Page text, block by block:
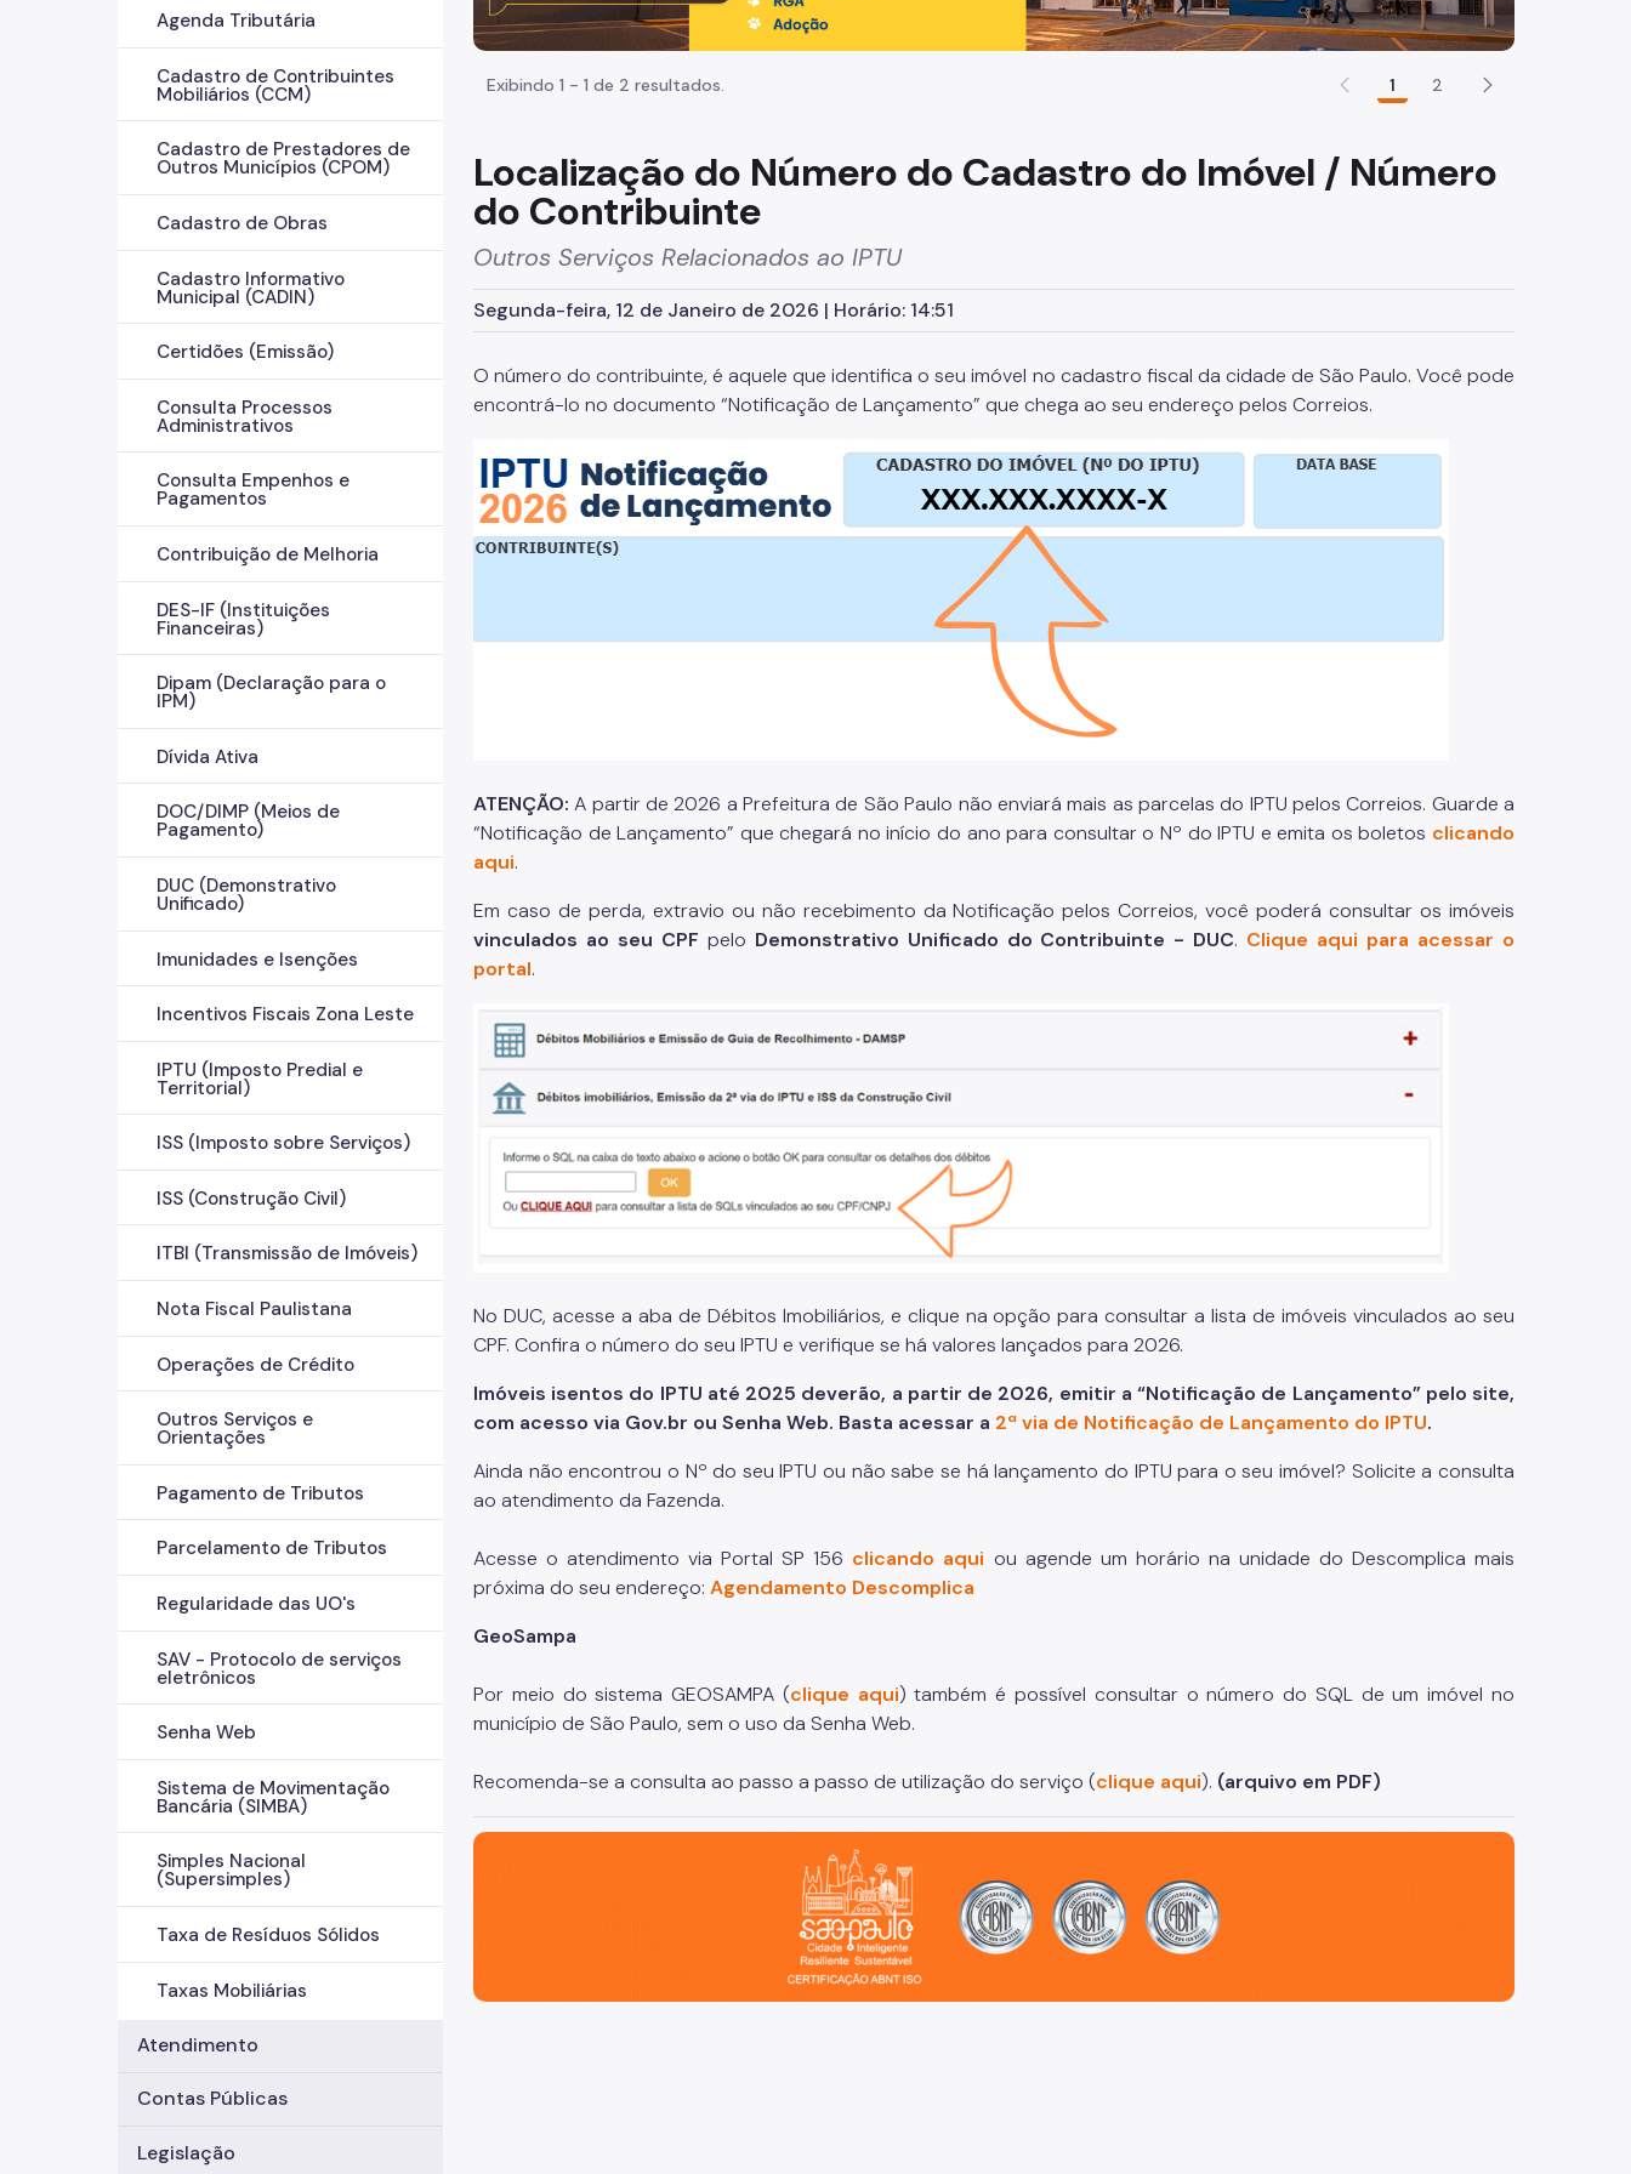
Agenda Tributária
Cadastro de Contribuintes
Mobiliários (CCM)
Cadastro de Prestadores de
Outros Municípios (CPOM)
Cadastro de Obras
Cadastro Informativo
Municipal (CADIN)
Certidões (Emissão)
Consulta Processos
Administrativos
Consulta Empenhos e
Pagamentos
Contribuição de Melhoria
DES-IF (Instituições
Financeiras)
Dipam (Declaração para o
IPM)
Dívida Ativa
DOC/DIMP (Meios de
Pagamento)
DUC (Demonstrativo
Unificado)
Imunidades e Isenções
Incentivos Fiscais Zona Leste
IPTU (Imposto Predial e
Territorial)
ISS (Imposto sobre Serviços)
ISS (Construção Civil)
ITBI (Transmissão de Imóveis)
Nota Fiscal Paulistana
Operações de Crédito
Outros Serviços e
Orientações
Pagamento de Tributos
Parcelamento de Tributos
Regularidade das UO's
SAV - Protocolo de serviços
eletrônicos
Senha Web
Sistema de Movimentação
Bancária (SIMBA)
Simples Nacional
(Supersimples)
Taxa de Resíduos Sólidos
Taxas Mobiliárias
Atendimento
Contas Públicas
Legislação
Exibindo 1 - 1 de 2 resultados. 1 2
Localização do Número do Cadastro do Imóvel / Número
do Contribuinte
Outros Serviços Relacionados ao IPTU
Segunda-feira, 12 de Janeiro de 2026 | Horário: 14:51
O número do contribuinte, é aquele que identifica o seu imóvel no cadastro fiscal da cidade de São Paulo. Você pode
encontrá-lo no documento “Notificação de Lançamento” que chega ao seu endereço pelos Correios.
ATENÇÃO:A partir de 2026 a Prefeitura de São Paulo não enviará mais as parcelas do IPTU pelos Correios. Guarde a
“Notificação de Lançamento” que chegará no início do ano para consultar o Nº do IPTU e emita os boletos clicando
aqui.
Em caso de perda, extravio ou não recebimento da Notificação pelos Correios, você poderá consultar os imóveis
vinculados ao seu CPF pelo Demonstrativo Unificado do Contribuinte - DUC. Clique aqui para acessar o
portal.
No DUC, acesse a aba de Débitos Imobiliários, e clique na opção para consultar a lista de imóveis vinculados ao seu
CPF. Confira o número do seu IPTU e verifique se há valores lançados para 2026.
Imóveis isentos do IPTU até 2025 deverão, a partir de 2026, emitir a “Notificação de Lançamento” pelo site,
com acesso via Gov.br ou Senha Web. Basta acessar a 2ª via de Notificação de Lançamento do IPTU.
Ainda não encontrou o Nº do seu IPTU ou não sabe se há lançamento do IPTU para o seu imóvel? Solicite a consulta
ao atendimento da Fazenda.
Acesse o atendimento via Portal SP 156 clicando aqui ou agende um horário na unidade do Descomplica mais
próxima do seu endereço: Agendamento Descomplica
GeoSampa
Por meio do sistema GEOSAMPA (clique aqui) também é possível consultar o número do SQL de um imóvel no
município de São Paulo, sem o uso da Senha Web.
Recomenda-se a consulta ao passo a passo de utilização do serviço (clique aqui). (arquivo em PDF)
São Paulo, cidade inteligente, resiliente e sustentável